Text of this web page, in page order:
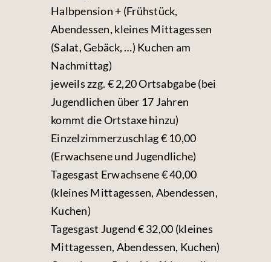
Halbpension + (Frühstück,
Abendessen, kleines Mittagessen
(Salat, Gebäck, …) Kuchen am
Nachmittag)
jeweils zzg. € 2,20 Ortsabgabe (bei
Jugendlichen über 17 Jahren
kommt die Ortstaxe hinzu)
Einzelzimmerzuschlag € 10,00
(Erwachsene und Jugendliche)
Tagesgast Erwachsene € 40,00
(kleines Mittagessen, Abendessen,
Kuchen)
Tagesgast Jugend € 32,00 (kleines
Mittagessen, Abendessen, Kuchen)